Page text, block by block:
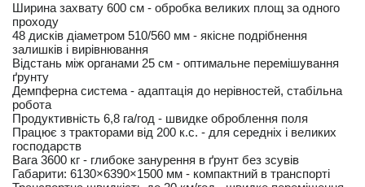
Ширина захвату 600 см - обробка великих площ за одного
проходу
48 дисків діаметром 510/560 мм - якісне подрібнення
залишків і вирівнювання
Відстань між органами 25 см - оптимальне перемішування
ґрунту
Демпферна система - адаптація до нерівностей, стабільна
робота
Продуктивність 6,8 га/год - швидке оброблення поля
Працює з тракторами від 200 к.с. - для середніх і великих
господарств
Вага 3600 кг - глибоке занурення в ґрунт без зсувів
Габарити: 6130×6390×1500 мм - компактний в транспорті